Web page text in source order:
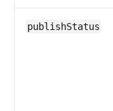
publishStatus